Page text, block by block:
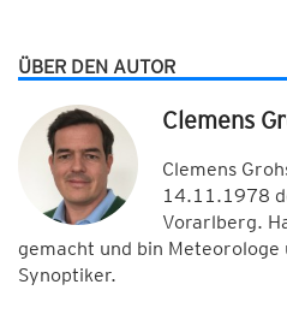
ÜBER DEN AUTOR
Clemens
Clemens
14.11.1978
Vorarlberg.
gemacht und bin
Synoptiker.